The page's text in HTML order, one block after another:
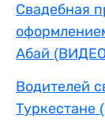
Свадебная
Абай
Водителей
Туркестане